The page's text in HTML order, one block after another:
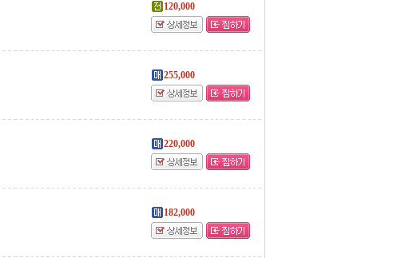
120,000
255,000
220,000
182,000